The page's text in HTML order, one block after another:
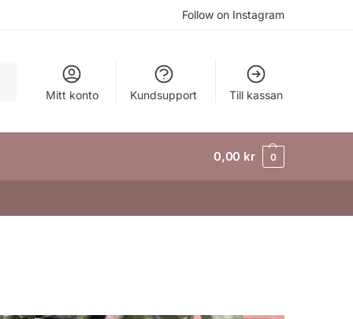
Follow on Instagram
Mitt konto Kundsupport Till kassan
0,00 kr 0